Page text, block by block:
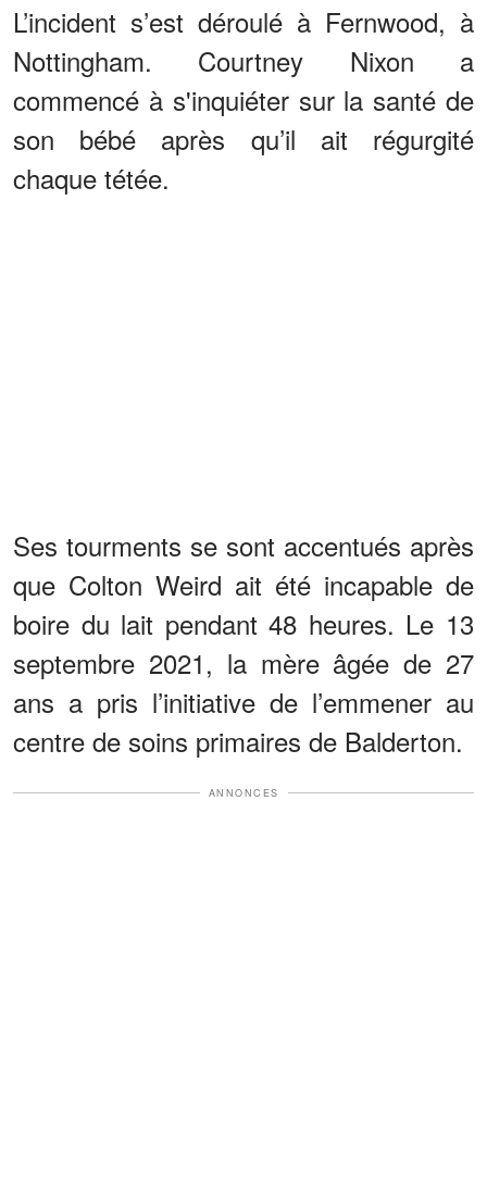
L’incident s’est déroulé à Fernwood, à
Nottingham. Courtney Nixon a
commencé à s'inquiéter sur la santé de
son bébé après qu’il ait régurgité
chaque tétée.
Ses tourments se sont accentués après
que Colton Weird ait été incapable de
boire du lait pendant 48 heures. Le 13
septembre 2021, la mère âgée de 27
ans a pris l’initiative de l’emmener au
centre de soins primaires de Balderton.
ANNONCES